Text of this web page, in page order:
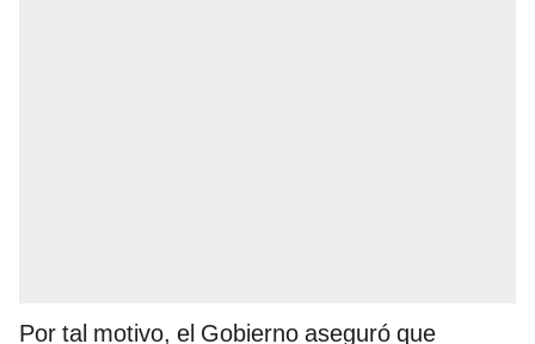
Por tal motivo, el Gobierno aseguró que